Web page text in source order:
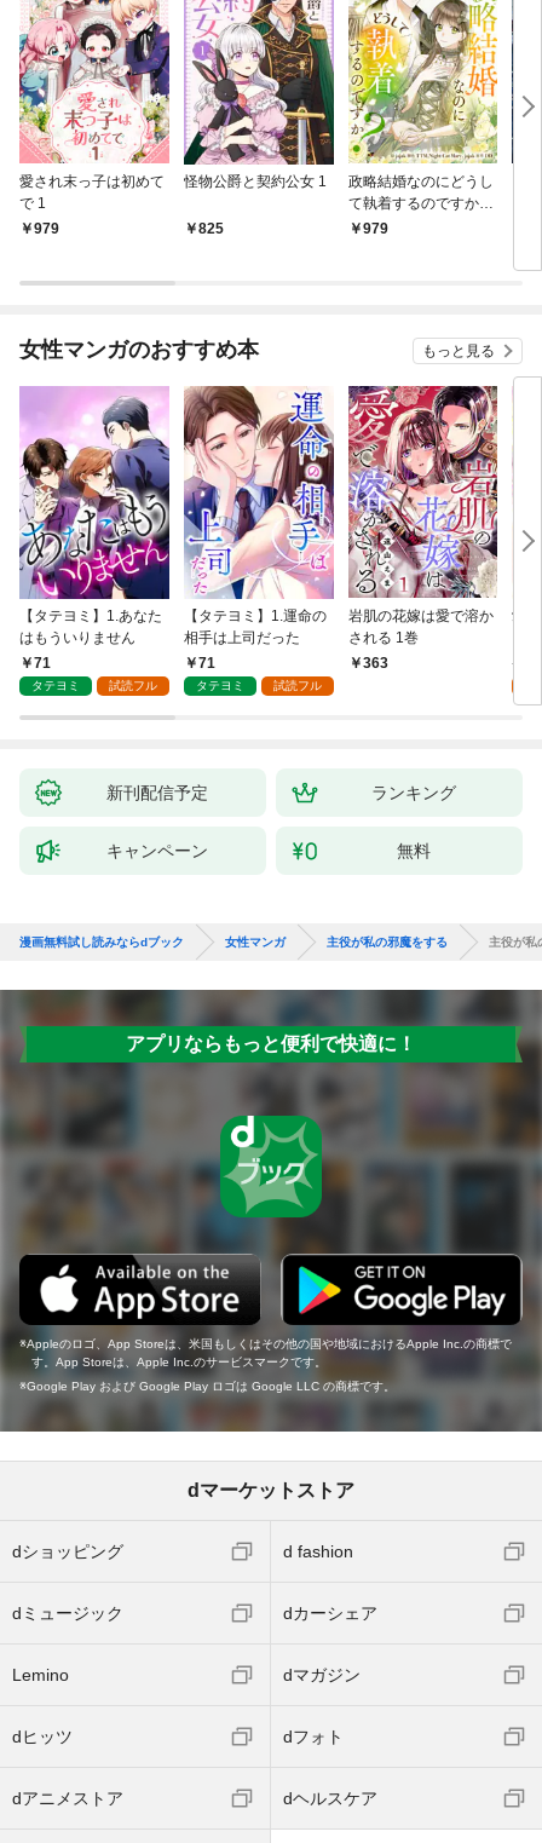
愛され末っ子は初めて
で 1
979
怪物公爵と契約公女 1
825
政略結婚なのにどうし
て執着するのですか？
1 979
女性マンガのおすすめ本 もっと見る
【タテヨミ】1.あなた
はもういりません
71
タテヨミ 試読フル
【タテヨミ】1.運命の
相手は上司だった
71
タテヨミ 試読フル
岩肌の花嫁は愛で溶か
される 1巻
363
愛
新刊配信予定 ランキング
キャンペーン 無料
漫画無料試し読みならdブック 女性マンガ 主役が私の邪魔をする 主役が私
アプリならもっと便利で快適に！
Appleのロゴ、App Storeは、米国もしくはその他の国や地域におけるApple Inc.の商標で
す。App Storeは、Apple Inc.のサービスマークです。
Google Play および Google Play ロゴは Google LLC の商標です。
dマーケットストア
dショッピング d fashion
dミュージック dカーシェア
Lemino dマガジン
dヒッツ dフォト
dアニメストア dヘルスケア